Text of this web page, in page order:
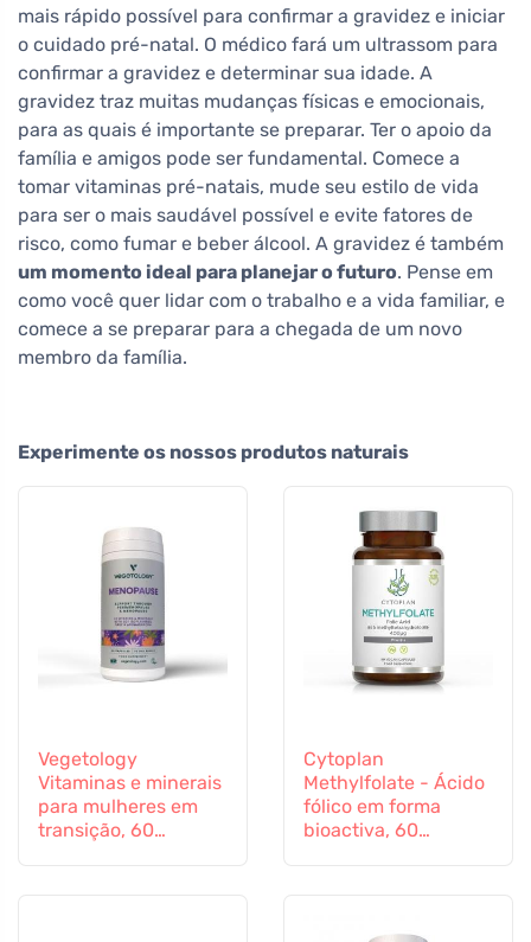
mais rápido possível para confirmar a gravidez e iniciar
o cuidado pré-natal. O médico fará um ultrassom para
confirmar a gravidez e determinar sua idade. A
gravidez traz muitas mudanças físicas e emocionais,
para as quais é importante se preparar. Ter o apoio da
família e amigos pode ser fundamental. Comece a
tomar vitaminas pré-natais, mude seu estilo de vida
para ser o mais saudável possível e evite fatores de
risco, como fumar e beber álcool. A gravidez é também
um momento ideal para planejar o futuro. Pense em
como você quer lidar com o trabalho e a vida familiar, e
comece a se preparar para a chegada de um novo
membro da família.
Experimente os nossos produtos naturais
Vegetology
Vitaminas e minerais
para mulheres em
transição, 60
Cytoplan
Methylfolate - Ácido
fólico em forma
bioactiva, 60